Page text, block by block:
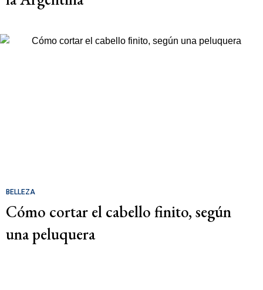
BELLEZA
Cómo cortar el cabello finito, según
una peluquera